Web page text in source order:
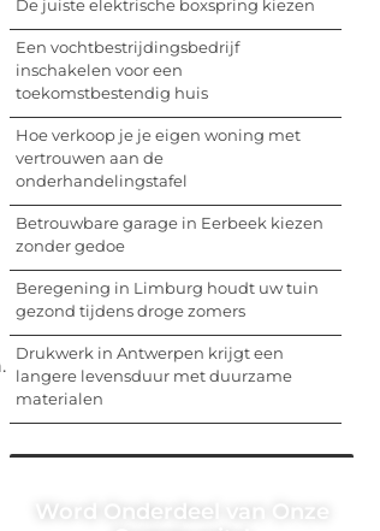
De juiste elektrische boxspring kiezen
Een vochtbestrijdingsbedrijf
inschakelen voor een
toekomstbestendig huis
Hoe verkoop je je eigen woning met
vertrouwen aan de
onderhandelingstafel
Betrouwbare garage in Eerbeek kiezen
zonder gedoe
Beregening in Limburg houdt uw tuin
gezond tijdens droge zomers
Drukwerk in Antwerpen krijgt een
langere levensduur met duurzame
materialen
Word Onderdeel van Onze